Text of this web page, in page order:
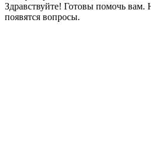
Здравствуйте! Готовы помочь
появятся вопросы.